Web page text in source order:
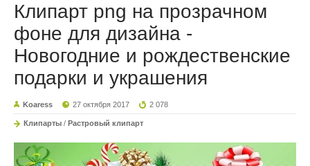
Клипарт png на прозрачном
фоне для дизайна -
Новогодние и рождественские
подарки и украшения
Koaress 27 октября 2017 2 078
Клипарты / Растровый клипарт